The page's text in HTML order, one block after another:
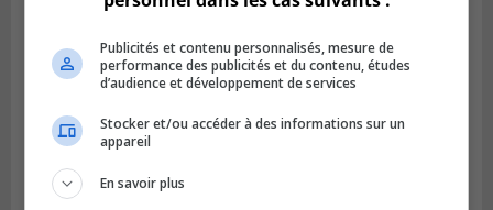
Publié le 6 juillet 2026 à 09h33
Longueuil conclue un contrat pour
valoriser des cendres d’incinération
Publicités et contenu personnalisés, mesure de
performance des publicités et du contenu, études
d’audience et développement de services
Stocker et/ou accéder à des informations sur un
appareil
En savoir plus